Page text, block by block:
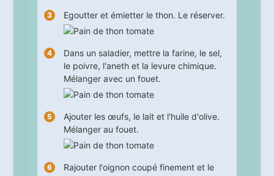
Egoutter et émietter le thon. Le réserver.
Dans un saladier, mettre la farine, le sel,
le poivre, l'aneth et la levure chimique.
Mélanger avec un fouet.
Ajouter les œufs, le lait et l'huile d'olive.
Mélanger au fouet.
Rajouter l'oignon coupé finement et le